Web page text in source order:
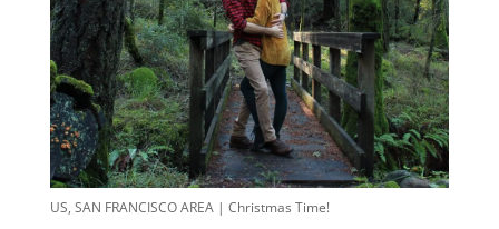
US, SAN FRANCISCO AREA | Christmas Time!